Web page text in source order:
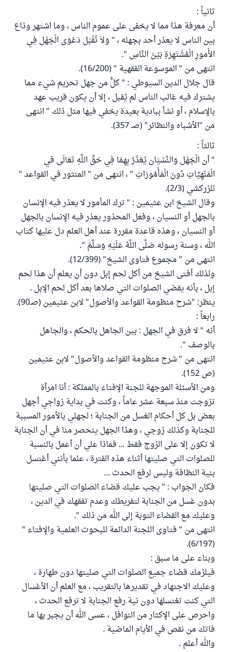
ثانياً :
أن معرفة هذا مما لا يخفى على عموم الناس ، وما اشتهر وذاع
بين الناس لا يعذر أحد بجهله ، " وَلاَ تُقْبَل دَعْوَى الْجَهْل فِي
الأْمورِ الْمُشْتَهِرَةِ بَيْنَ النَّاسِ ".
انتهى من " الموسوعة الفقهية " (16/200).
قال جلال الدين السيوطي : " كلُّ من جهل تحريم شيء مما
يشترك فيه غالب الناس لم يُقبل ، إلا أن يكون قريب عهد
بالإسلام ، أو نشأ ببادية بعيدة يخفي فيها مثل ذلك " انتهى
من "الأشباه والنظائر" (صـ 357).
ثالثاً :
" أن الْجَهْل وَالنِّسْيَان يُعْذَرُ بِهِمَا فِي حَقِّ اللَّهِ تَعَالَى في
الْمَنْهِيَّاتِ دُونَ الْمَأْمُورَاتِ " ، انتهى من " المنثور في القواعد "
للزركشي (2/3).
وقال الشيخ ابن عثيمين : " ترك المأمور لا يعذر فيه الإنسان
بالجهل أو النسيان ، وفعل المحذور يعذر فيه الإنسان بالجهل
أو النسيان ، وهذه قاعدة مقررة عند أهل العلم دل عليها كتاب
الله ، وسنة رسوله صَلَّى اللَّهُ عَلَيْهِ وَسَلَّمَ ".
انتهى من " مجموع فتاوى الشيخ" (12/399).
ولذلك أفتى الشيخ من أكل لحم إبل دون أن يعلم أن هذا لحم
إبل ، بأنه يقضي الصلوات التي صلاها بعد أكل لحم الإبل .
ينظر: "شرح منظومة القواعد والأصول" لابن عثيمين (صـ90).
رابعاً :
أنه " لا فرق في الجهل : بين الجاهل بالحكم ، والجاهل
بالوصف ".
انتهى من " شرح منظومة القواعد والأصول" لابن عثيمين
(ص 152).
ومن الأسئلة الموجهة للجنة الإفتاء بالمملكة : أنا امرأة
تزوجت منذ سبعة عشر عاماً ، وكنت في بداية زواجي أجهل
بعض بل كل أحكام الغسل من الجنابة ؛ لجهلي بالأمور المسببة
للجنابة وكذلك زوجي ، وهذا الجهل ينحصر منا في أن الجنابة
لا تكون إلا على الزوج فقط ... فماذا علي أن أعمل بالنسبة
للصلوات التي صليتها أثناء هذه الفترة ، علما بأنني أغتسل
بنية النظافة وليس لرفع الحدث ...
فكان الجواب : " يجب عليك قضاء الصلوات التي صليتها
بدون غسل من الجنابة لتفريطك وعدم تفقهك في الدين ،
وعليك مع القضاء التوبة إلى الله من ذلك ".
انتهى من " فتاوى اللجنة الدائمة للبحوث العلمية والإفتاء "
(6/197).
وبناء على ما سبق :
فيلزمك قضاء جميع الصلوات التي صليتها دون طهارة ،
وعليك الاجتهاد في تقديرها بالتقريب ، مع العلم أن الأغسال
التي كنت تغتسلها دون نية رفع الجنابة لا ترفع الحدث ،
واحرص على الإكثار من النوافل ، عسى الله أن يجبر بها ما
فاتك من نقص في الأيام الماضية .
والله أعلم .